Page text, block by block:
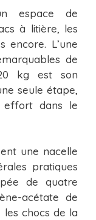
espace de
à litière, les
encore. L’une
de
kg est son
seule étape,
effort dans le
une nacelle
pratiques
de quatre
acétate de
chocs de la